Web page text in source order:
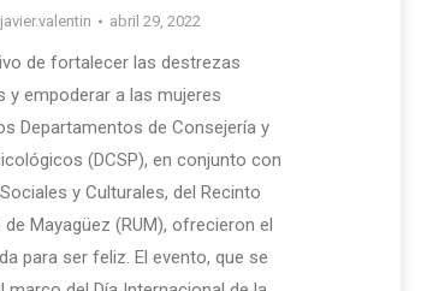
javier.valentin abril 29, 2022
de fortalecer las destrezas
y empoderar a las mujeres
Departamentos de Consejería y
(DCSP), en conjunto con
y Culturales, del Recinto
Mayagüez (RUM), ofrecieron el
para ser feliz. El evento, que se